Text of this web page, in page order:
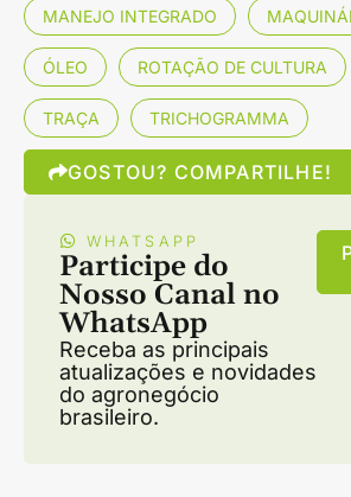
MANEJO INTEGRADO
ÓLEO ROTAÇÃO DE CULTURA
TRAÇA TRICHOGRAMMA
GOSTOU? COMPARTILHE!
WHATSAPP
Participe do
Nosso Canal no
WhatsApp
Receba as principais
atualizações e novidades
do agronegócio
brasileiro.